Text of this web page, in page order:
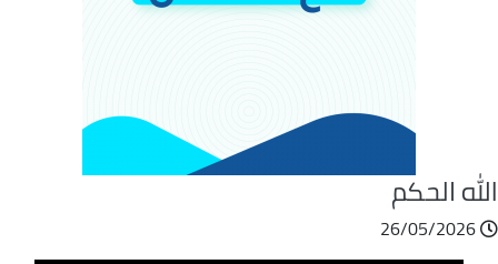
الحكم
26/05/2026
ملف